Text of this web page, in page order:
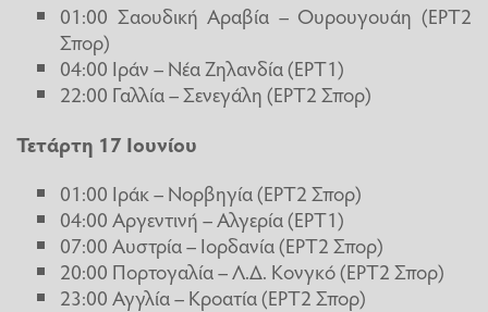
01:00 Σαουδική Αραβία – Ουρουγουάη (ΕΡΤ2
Σπορ)
04:00 Ιράν – Νέα Ζηλανδία (ΕΡΤ1)
22:00 Γαλλία – Σενεγάλη (ΕΡΤ2 Σπορ)
Τετάρτη 17 Ιουνίου
01:00 Ιράκ – Νορβηγία (ΕΡΤ2 Σπορ)
04:00 Αργεντινή – Αλγερία (ΕΡΤ1)
07:00 Αυστρία – Ιορδανία (ΕΡΤ2 Σπορ)
20:00 Πορτογαλία – Λ.Δ. Κονγκό (ΕΡΤ2 Σπορ)
23:00 Αγγλία – Κροατία (ΕΡΤ2 Σπορ)